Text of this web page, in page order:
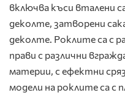
включва къси вталени
деколте, затворени
деколте. Роклите са с
прави с различни
материи, с ефектни
модели на роклите са с